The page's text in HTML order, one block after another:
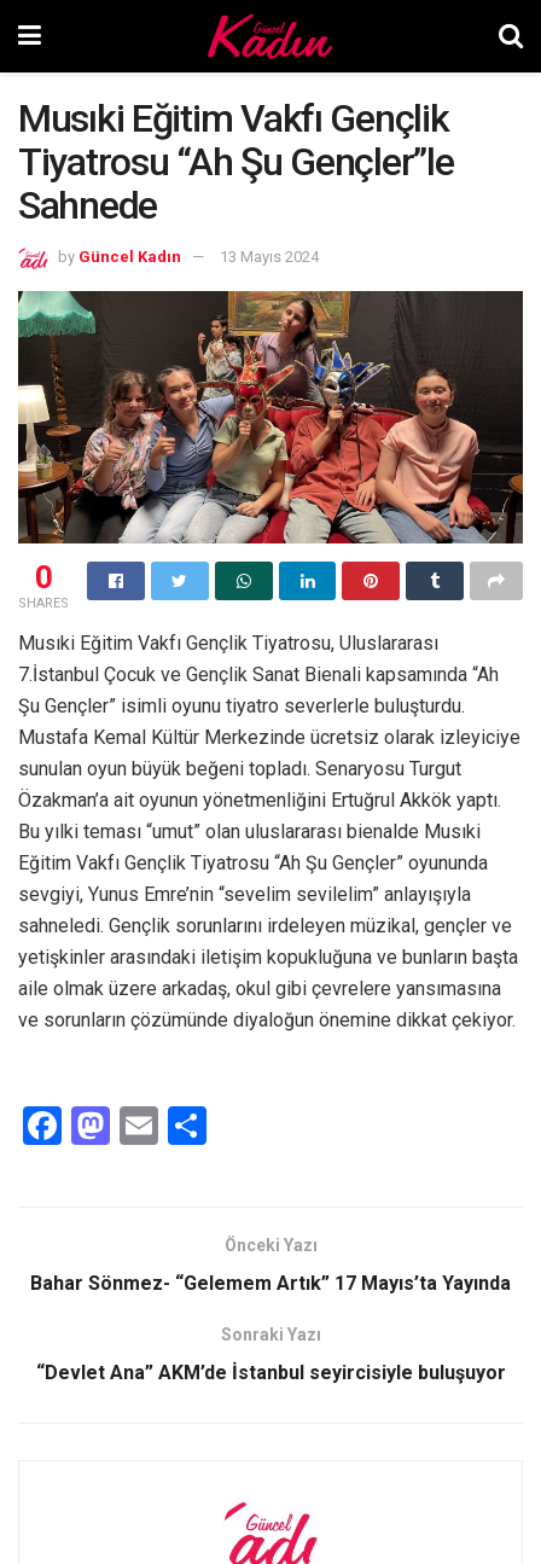
Musıki Eğitim Vakfı Gençlik
Tiyatrosu “Ah Şu Gençler”le
Sahnede
by Güncel Kadın 13 Mayıs 2024
0
SHARES
Musıki Eğitim Vakfı Gençlik Tiyatrosu, Uluslararası
7.İstanbul Çocuk ve Gençlik Sanat Bienali kapsamında “Ah
Şu Gençler” isimli oyunu tiyatro severlerle buluşturdu.
Mustafa Kemal Kültür Merkezinde ücretsiz olarak izleyiciye
sunulan oyun büyük beğeni topladı. Senaryosu Turgut
Özakman’a ait oyunun yönetmenliğini Ertuğrul Akkök yaptı.
Bu yılki teması “umut” olan uluslararası bienalde Musıki
Eğitim Vakfı Gençlik Tiyatrosu “Ah Şu Gençler” oyununda
sevgiyi, Yunus Emre’nin “sevelim sevilelim” anlayışıyla
sahneledi. Gençlik sorunlarını irdeleyen müzikal, gençler ve
yetişkinler arasındaki iletişim kopukluğuna ve bunların başta
aile olmak üzere arkadaş, okul gibi çevrelere yansımasına
ve sorunların çözümünde diyaloğun önemine dikkat çekiyor.
F
o
k
M
d
n
E
Önceki Yazı
Bahar Sönmez- “Gelemem Artık” 17 Mayıs’ta Yayında
Sonraki Yazı
“Devlet Ana” AKM’de İstanbul seyircisiyle buluşuyor